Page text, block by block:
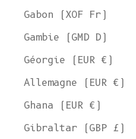
Gabon (XOF Fr)
Gambie (GMD D)
Géorgie (EUR €)
Allemagne (EUR €)
Ghana (EUR €)
Gibraltar (GBP £)